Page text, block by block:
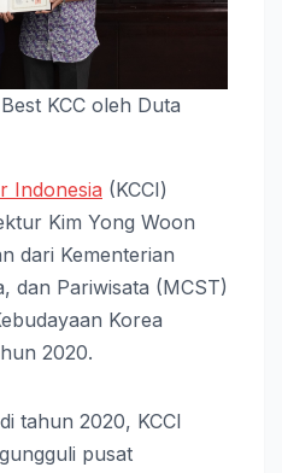
KCC oleh Duta
Indonesia (KCCI)
Kim Yong Woon
dari Kementerian
dan Pariwisata (MCST)
Korea
2020.
tahun 2020, KCCI
pusat